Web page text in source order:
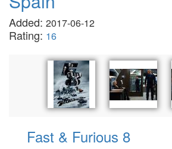
Added: 2017-06-12
Rating: 16
Fast & Furious 8